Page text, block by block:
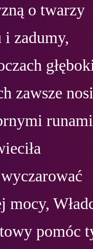
o twarzy
i zadumy,
zawsze
pomóc